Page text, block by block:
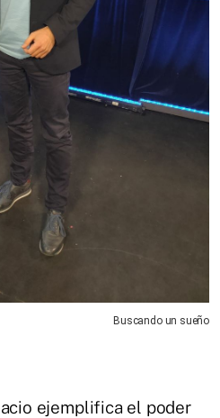
Buscando un sueño
ejemplifica el poder